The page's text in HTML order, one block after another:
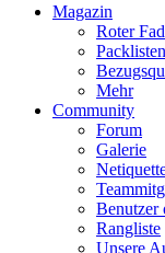
Magazin
Roter
Mehr
Community
Forum
Galerie
Benutzer
Rangliste
Unsere